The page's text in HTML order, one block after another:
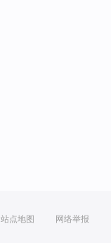
站点地图 网络举报